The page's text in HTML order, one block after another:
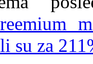
su za